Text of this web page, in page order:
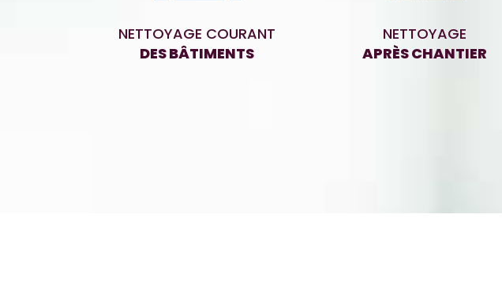
NETTOYAGE COURANT
DES BÂTIMENTS
NETTOYAGE
APRÈS CHANTIER